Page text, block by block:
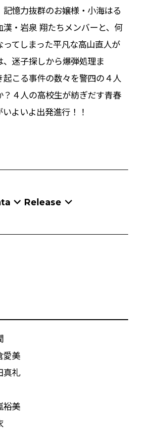
憶力抜群のお嬢様・小海はる
・岩泉 翔たちメンバーと、何
てしまった平凡な高山直人が
迷子探しから爆弾処理ま
こる事件の数々を警四の４人
？４人の高校生が紡ぎだす青春
よいよ出発進行！！
Release
愛美
真礼
裕美